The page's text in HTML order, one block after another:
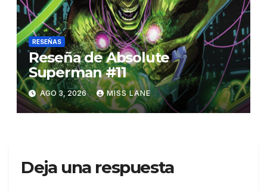
RESEÑAS
Reseña de Absolute
Superman #11
AGO 3, 2026 MISS LANE
Deja una respuesta